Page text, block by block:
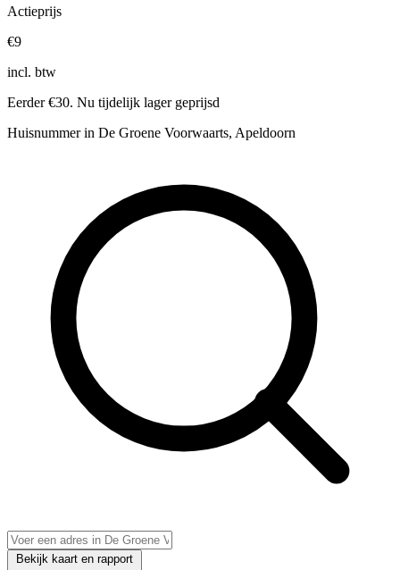
Actieprijs
€9
incl. btw
Eerder €30. Nu tijdelijk lager geprijsd
Huisnummer in De Groene Voorwaarts, Apeldoorn
Bekijk kaart en rapport